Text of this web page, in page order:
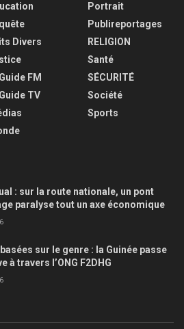
Divers
FM
TV
Portrait
Publireportages
RELIGION
Santé
SÉCURITÉ
Société
Sports
: sur la route nationale, un pont
paralyse tout un axe économique
sur le genre : la Guinée passe
à travers l’ONG F2DHG